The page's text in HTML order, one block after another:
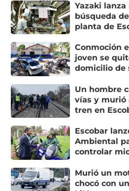
Yazaki
búsqueda
planta de
Conmoción
joven se
domicilio de
Un hombre
vías y murió
tren en
Escobar
Ambiental
controlar
Murió un
chocó con